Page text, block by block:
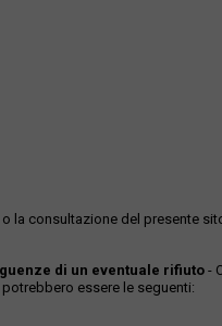
la consultazione del presente
di un eventuale rifiuto -
essere le seguenti: